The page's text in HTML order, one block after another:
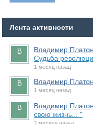
Лента активности
Владимир
Судьба
1 месяц назад
Владимир
1 месяц назад
Владимир
свою жизнь... "